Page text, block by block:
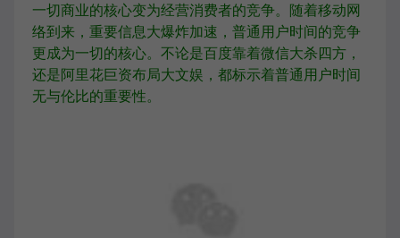
一切商业的核心变为经营消费者的竞争。随着移动网
络到来，重要信息大爆炸加速，普通用户时间的竞争
更成为一切的核心。不论是百度靠着微信大杀四方，
还是阿里花巨资布局大文娱，都标示着普通用户时间
无与伦比的重要性。